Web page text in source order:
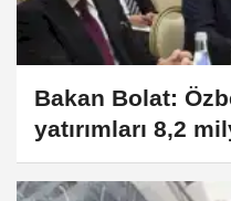
Bakan Bolat:
yatırımları 8,2